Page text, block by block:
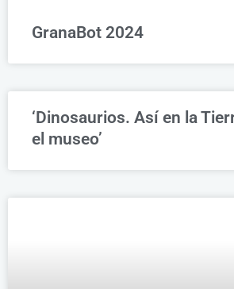
GranaBot 2024
‘Dinosaurios. Así en la
el museo’